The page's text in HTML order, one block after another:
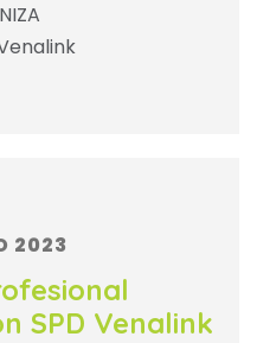
2023
SPD Venalink